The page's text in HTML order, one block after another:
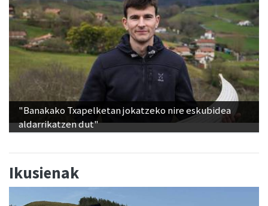
"Banakako Txapelketan jokatzeko nire eskubidea
aldarrikatzen dut"
Ikusienak